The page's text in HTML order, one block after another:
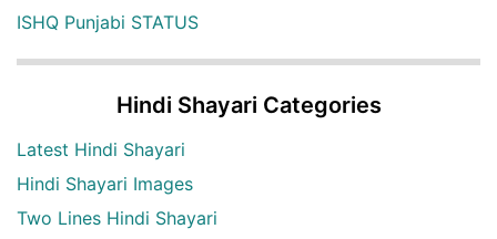
ISHQ Punjabi STATUS
Hindi Shayari Categories
Latest Hindi Shayari
Hindi Shayari Images
Two Lines Hindi Shayari